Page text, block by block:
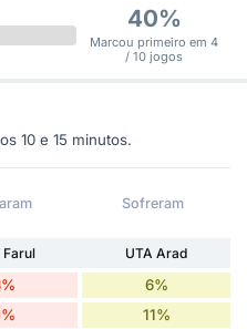
40%
Marcou primeiro em 4
/ 10 jogos
10 e 15 minutos.
Sofreram
Farul
UTA Arad
6%
11%